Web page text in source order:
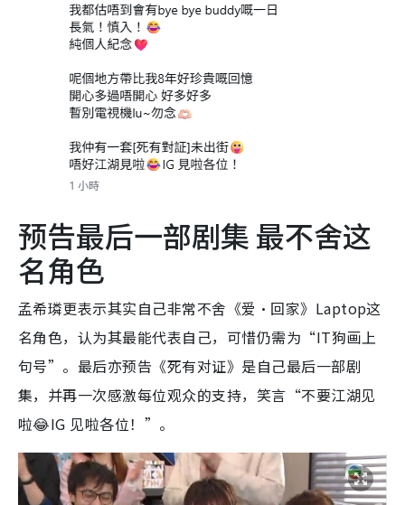
预告最后一部剧集 最不舍这
名角色
孟希璘更表示其实自己非常不舍《爱·回家》Laptop这
名角色，认为其最能代表自己，可惜仍需为“IT狗画上
句号”。最后亦预告《死有对证》是自己最后一部剧
集，并再一次感激每位观众的支持，笑言“不要江湖见
啦😂IG 见啦各位！”。